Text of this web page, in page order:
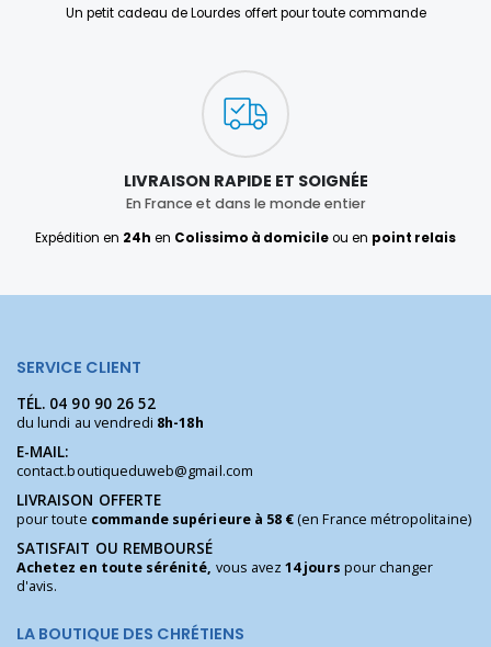
Un petit cadeau de Lourdes offert pour toute commande
LIVRAISON RAPIDE ET SOIGNÉE
En France et dans le monde entier
Expédition en 24h en Colissimo à domicileou en point relais
SERVICE CLIENT
TÉL. 04 90 90 26 52
du lundi au vendredi 8h-18h
E-MAIL:
contact.boutiqueduweb@gmail.com
LIVRAISON OFFERTE
pour toute commande supérieure à 58 €(en France métropolitaine)
SATISFAIT OU REMBOURSÉ
Achetez en toute sérénité, vous avez14 jours pour changer
d'avis.
LA BOUTIQUE DES CHRÉTIENS